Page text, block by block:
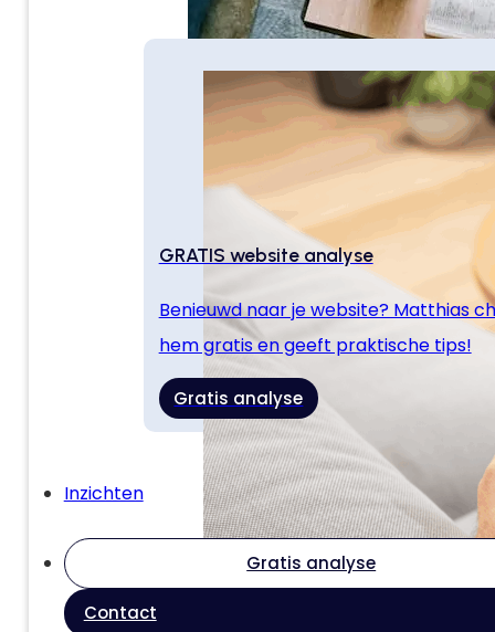
GRATIS website analyse
Benieuwd naar je website? Matthias
hem gratis en geeft praktische tips!
Gratis analyse
Inzichten
Gratis analyse
Contact